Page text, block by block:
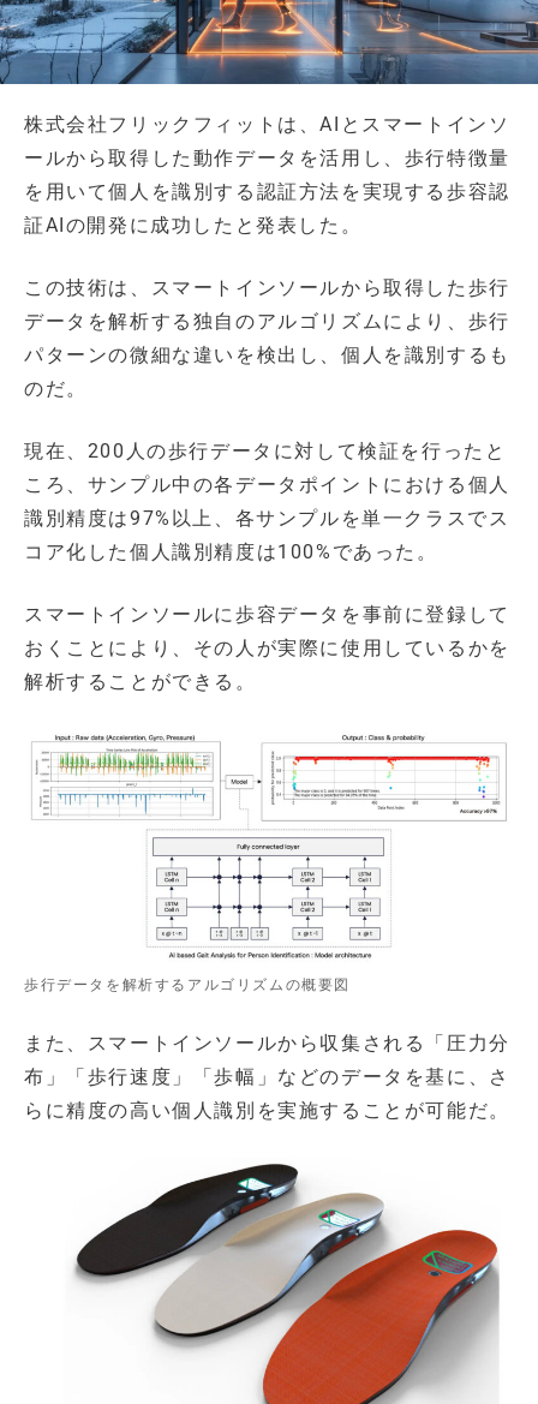
株式会社フリックフィットは、AIとスマートインソ
ールから取得した動作データを活用し、歩行特徴量
を用いて個人を識別する認証方法を実現する歩容認
証AIの開発に成功したと発表した。
この技術は、スマートインソールから取得した歩行
データを解析する独自のアルゴリズムにより、歩行
パターンの微細な違いを検出し、個人を識別するも
のだ。
現在、200人の歩行データに対して検証を行ったと
ころ、サンプル中の各データポイントにおける個人
識別精度は97%以上、各サンプルを単一クラスでス
コア化した個人識別精度は100%であった。
スマートインソールに歩容データを事前に登録して
おくことにより、その人が実際に使用しているかを
解析することができる。
歩行データを解析するアルゴリズムの概要図
また、スマートインソールから収集される「圧力分
布」「歩行速度」「歩幅」などのデータを基に、さ
らに精度の高い個人識別を実施することが可能だ。